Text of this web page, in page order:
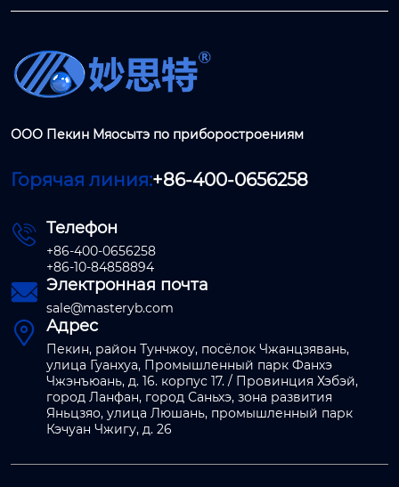
ООО Пекин Мяосытэ по приборостроениям
Горячая линия:+86-400-0656258
 Телефон
+86-400-0656258
+86-10-84858894
 Электронная почта
sale@masteryb.com
 Адрес
Пекин, район Тунчжоу, посёлок Чжанцзявань,
улица Гуанхуа, Промышленный парк Фанхэ
Чжэнъюань, д. 16. корпус 17. / Провинция Хэбэй,
город Ланфан, город Саньхэ, зона развития
Яньцзяо, улица Люшань, промышленный парк
Кэчуан Чжигу, д. 26